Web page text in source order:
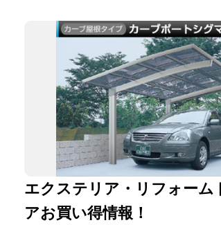
エクステリア・リフォーム
アお買い得情報！